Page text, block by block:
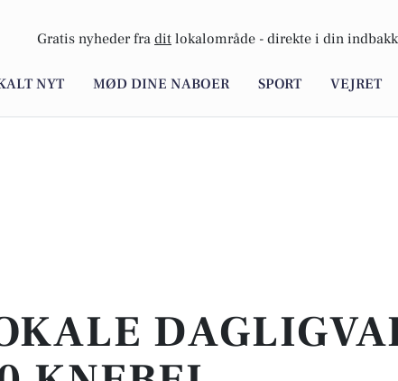
Gratis nyheder fra dit lokalområde - direkte i din
NYT MØD DINE NABOER SPORT VEJRET